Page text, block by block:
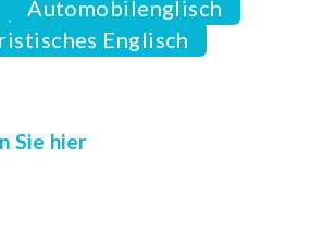
Automobilenglisch
Englisch
Sie hier